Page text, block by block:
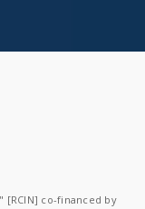
co-financed by